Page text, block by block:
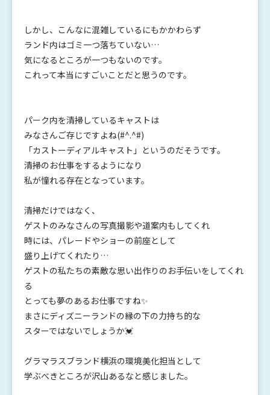
しかし、こんなに混雑しているにもかかわらず
ランド内はゴミ一つ落ちていない…
気になるところが一つもないのです。
これって本当にすごいことだと思うのです。
パーク内を清掃しているキャストは
みなさんご存じですよね(#^.^#)
「カストーディアルキャスト」というのだそうです。
清掃のお仕事をするようになり
私が憧れる存在となっています。
清掃だけではなく、
ゲストのみなさんの写真撮影や道案内もしてくれ
時には、パレードやショーの前座として
盛り上げてくれたり…
ゲストの私たちの素敵な思い出作りのお手伝いをしてくれ
る
とっても夢のあるお仕事ですね✨
まさにディズニーランドの縁の下の力持ち的な
スターではないでしょうか💓
グラマラスブランド横浜の環境美化担当として
学ぶべきところが沢山あるなと感じました。